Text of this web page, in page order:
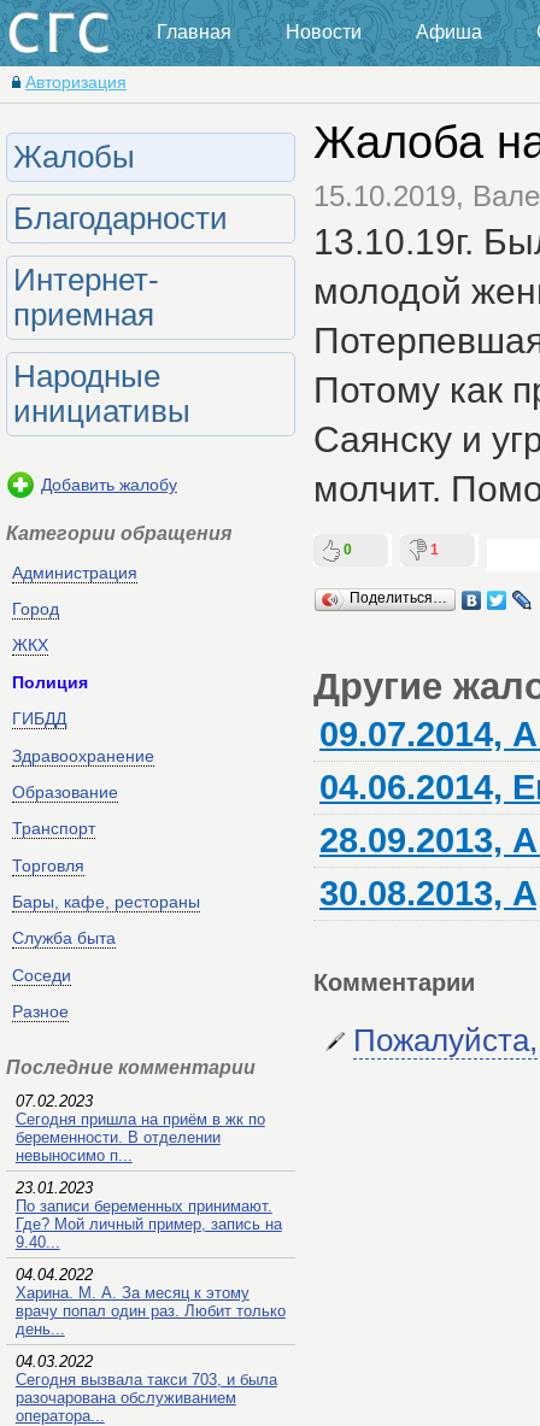
Главная Новости Афиша
Авторизация
Жалобы
Благодарности
Интернет-
приемная
Народные
инициативы
Добавить жалобу
Категории обращения
Администрация
Город
ЖКХ
Полиция
ГИБДД
Здравоохранение
Образование
Транспорт
Торговля
Бары, кафе, рестораны
Служба быта
Соседи
Разное
Последние комментарии
07.02.2023
Сегодня пришла на приём в жк по
беременности. В отделении
невыносимо п...
23.01.2023
По записи беременных принимают.
Где? Мой личный пример, запись на
9.40...
04.04.2022
Харина. М. А. За месяц к этому
врачу попал один раз. Любит только
день...
04.03.2022
Сегодня вызвала такси 703, и была
разочарована обслуживанием
оператора...
Жалоба
15.10.2019,
13.10.19г.
молодой
Потому как
Саянску и
молчит.
0 1
Поделиться…
Другие
09.07.2014,
04.06.2014,
28.09.2013,
30.08.2013,
Комментарии